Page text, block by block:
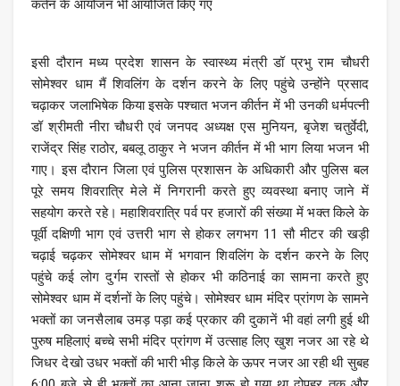
कर्तन के आयोजन भी आयोजित किए गए
इसी दौरान मध्य प्रदेश शासन के स्वास्थ्य मंत्री डॉ प्रभु राम चौधरी
सोमेश्वर धाम मैं शिवलिंग के दर्शन करने के लिए पहुंचे उन्होंने प्रसाद
चढ़ाकर जलाभिषेक किया इसके पश्चात भजन कीर्तन में भी उनकी धर्मपत्नी
डॉ श्रीमती नीरा चौधरी एवं जनपद अध्यक्ष एस मुनियन, बृजेश चतुर्वेदी,
राजेंद्र सिंह राठोर, बबलू ठाकुर ने भजन कीर्तन में भी भाग लिया भजन भी
गाए। इस दौरान जिला एवं पुलिस प्रशासन के अधिकारी और पुलिस बल
पूरे समय शिवरात्रि मेले में निगरानी करते हुए व्यवस्था बनाए जाने में
सहयोग करते रहे। महाशिवरात्रि पर्व पर हजारों की संख्या में भक्त किले के
पूर्वी दक्षिणी भाग एवं उत्तरी भाग से होकर लगभग 11 सौ मीटर की खड़ी
चढ़ाई चढ़कर सोमेश्वर धाम में भगवान शिवलिंग के दर्शन करने के लिए
पहुंचे कई लोग दुर्गम रास्तों से होकर भी कठिनाई का सामना करते हुए
सोमेश्वर धाम में दर्शनों के लिए पहुंचे। सोमेश्वर धाम मंदिर प्रांगण के सामने
भक्तों का जनसैलाब उमड़ पड़ा कई प्रकार की दुकानें भी वहां लगी हुई थी
पुरुष महिलाएं बच्चे सभी मंदिर प्रांगण में उत्साह लिए खुश नजर आ रहे थे
जिधर देखो उधर भक्तों की भारी भीड़ किले के ऊपर नजर आ रही थी सुबह